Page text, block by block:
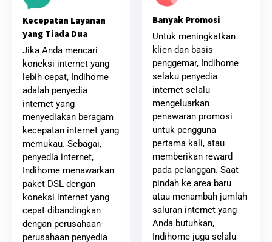
Kecepatan Layanan
yang Tiada Dua
Jika Anda mencari
koneksi internet yang
lebih cepat, Indihome
adalah penyedia
internet yang
menyediakan beragam
kecepatan internet yang
memukau. Sebagai,
penyedia internet,
Indihome menawarkan
paket DSL dengan
koneksi internet yang
cepat dibandingkan
dengan perusahaan-
perusahaan penyedia
Banyak Promosi
Untuk meningkatkan
klien dan basis
penggemar, Indihome
selaku penyedia
internet selalu
mengeluarkan
penawaran promosi
untuk pengguna
pertama kali, atau
memberikan reward
pada pelanggan. Saat
pindah ke area baru
atau menambah jumlah
saluran internet yang
Anda butuhkan,
Indihome juga selalu